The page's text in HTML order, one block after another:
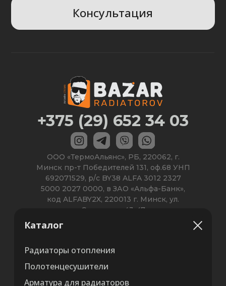
Каталог
Радиаторы отопления
Полотенцесушители
Арматура для радиаторов